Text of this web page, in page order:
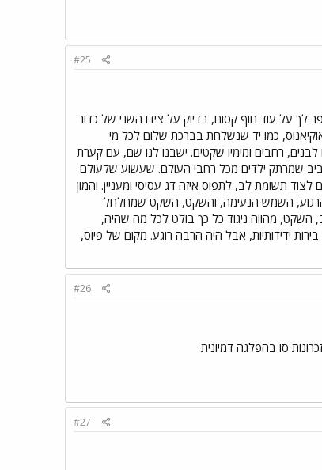
#25
על עוד חוף קסום, בדיוק על צידו השני של כדור
כמו יד שנשלחת בברכת שלום לכל מי
לבנים, רחבים ומימיו שקטים. ישבנו לנו שם, עם קערת
שמרתק ילדים מכל רחבי העולם. שעשוע שלעולם
תשומת לב, לתפוס איזה דג עסיסי ומעניין. והמון
הרגוע, השמש הנעימה, והשקט, השקט שמחלחל
השקט, מהווה ניגוד כל כך בולט לכל מה שהיה,
ידידותיות, אבל היה הרבה רוגע. מקום של פיוס,
#26
סו בהפלגה דמיונית
#27